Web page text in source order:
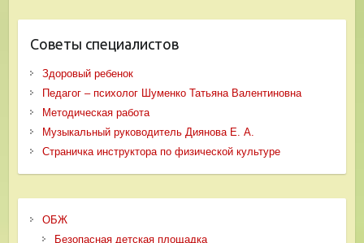
Советы специалистов
Здоровый ребенок
Педагог – психолог Шуменко Татьяна Валентиновна
Методическая работа
Музыкальный руководитель Диянова Е. А.
Страничка инструктора по физической культуре
ОБЖ
Безопасная детская площадка